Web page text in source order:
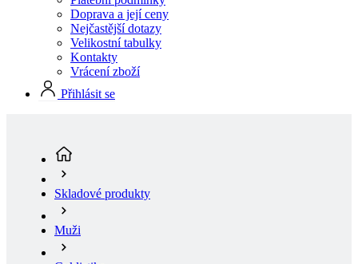
Vrácení zboží
Přihlásit se
Muži
Cyklistika
Bundy